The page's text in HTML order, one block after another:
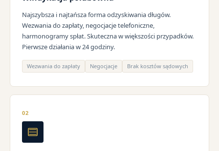
Najszybsza i najtańsza forma odzyskiwania długów.
Wezwania do zapłaty, negocjacje telefoniczne,
harmonogramy spłat. Skuteczna w większości przypadków.
Pierwsze działania w 24 godziny.
Wezwania do zapłaty Negocjacje Brak kosztów sądowych
02